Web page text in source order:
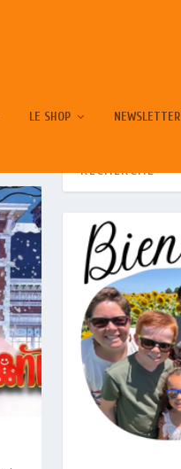
LE SHOP NEWSLETTER